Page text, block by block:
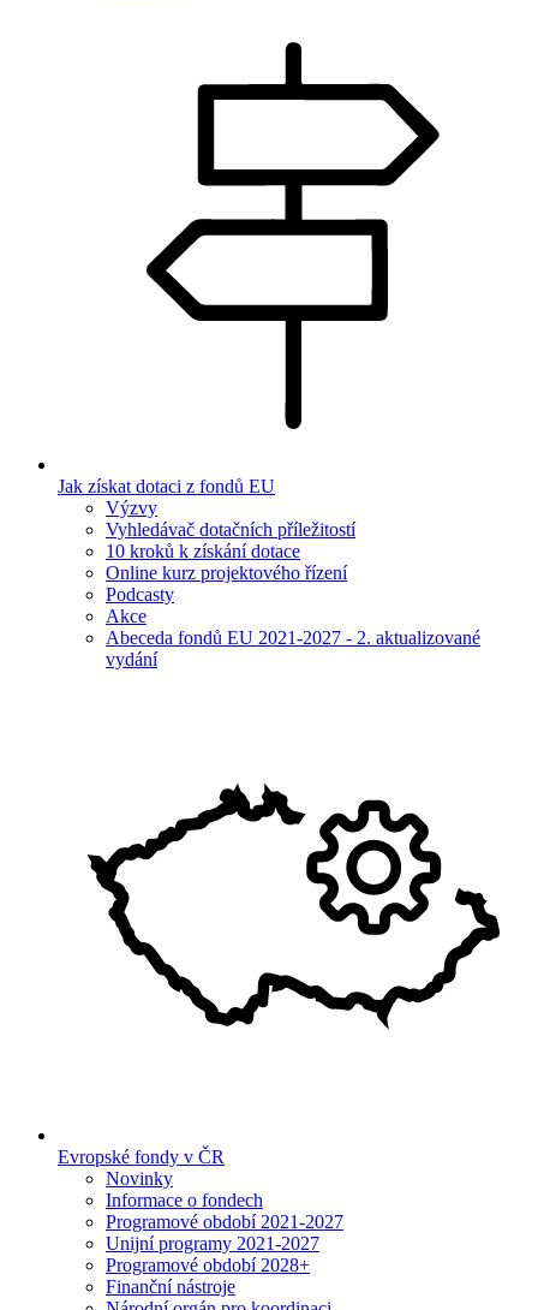
Jak získat dotaci z fondů EU
Výzvy
Vyhledávač dotačních příležitostí
10 kroků k získání dotace
Online kurz projektového řízení
Podcasty
Akce
Abeceda fondů EU 2021-2027 - 2. aktualizované
vydání
Evropské fondy v ČR
Novinky
Informace o fondech
Programové období 2021-2027
Unijní programy 2021-2027
Programové období 2028+
Finanční nástroje